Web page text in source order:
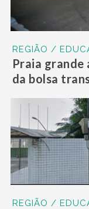
REGIÃO /
Praia grande
da bolsa
REGIÃO /